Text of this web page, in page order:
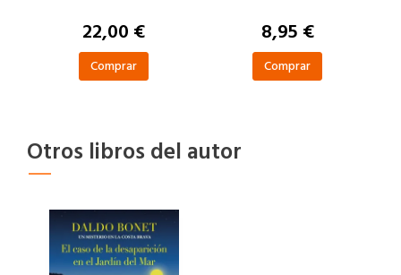
22,00 €
Comprar
8,95 €
Comprar
Otros libros del autor